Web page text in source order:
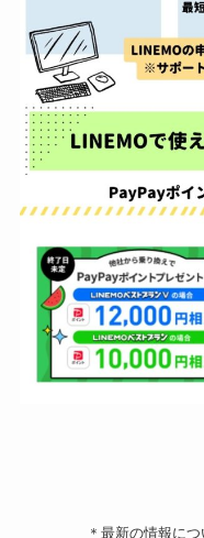
＊最新の情報に